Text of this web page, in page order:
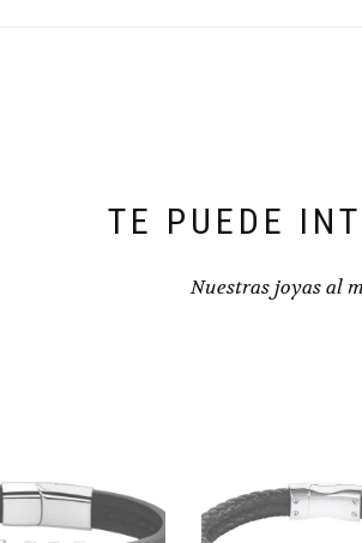
TE PUEDE
Nuestras joyas al